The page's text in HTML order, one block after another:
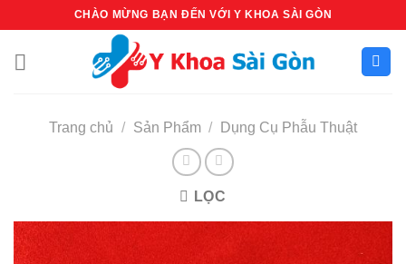
qua
nội
CHÀO MỪNG BẠN ĐẾN VỚI Y KHOA SÀI GÒN
Trang chủ / Sản Phẩm / Dụng Cụ Phẫu Thuật
LỌC